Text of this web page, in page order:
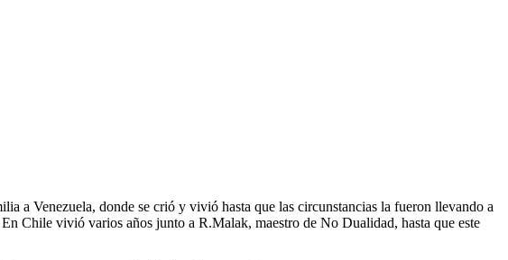
a Venezuela, donde se crió y vivió hasta que las circunstancias la fueron llevando a
Chile vivió varios años junto a R.Malak, maestro de No Dualidad, hasta que este